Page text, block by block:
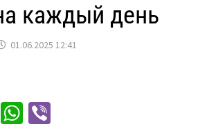
каждый день
01.06.2025 12:41
W Vi